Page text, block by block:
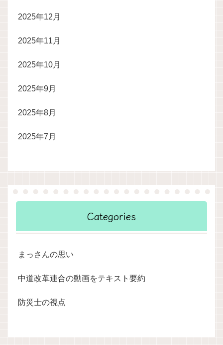
2025年12月
2025年11月
2025年10月
2025年9月
2025年8月
2025年7月
Categories
まっさんの思い
中道改革連合の動画をテキスト要約
防災士の視点